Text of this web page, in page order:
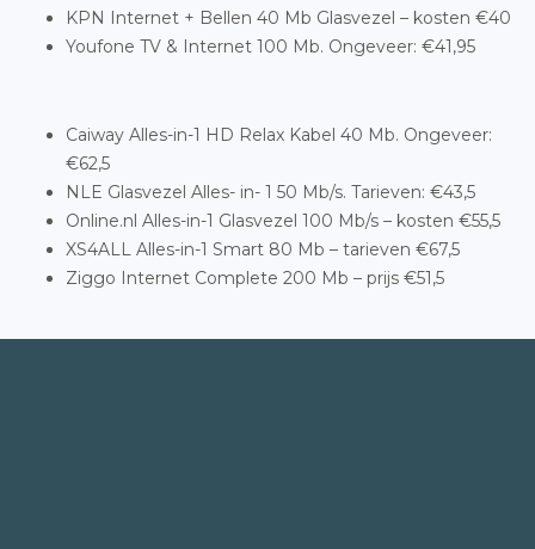
KPN Internet + Bellen 40 Mb Glasvezel – kosten €40
Youfone TV & Internet 100 Mb. Ongeveer: €41,95
Caiway Alles-in-1 HD Relax Kabel 40 Mb. Ongeveer:
€62,5
NLE Glasvezel Alles- in- 1 50 Mb/s. Tarieven: €43,5
Online.nl Alles-in-1 Glasvezel 100 Mb/s – kosten €55,5
XS4ALL Alles-in-1 Smart 80 Mb – tarieven €67,5
Ziggo Internet Complete 200 Mb – prijs €51,5